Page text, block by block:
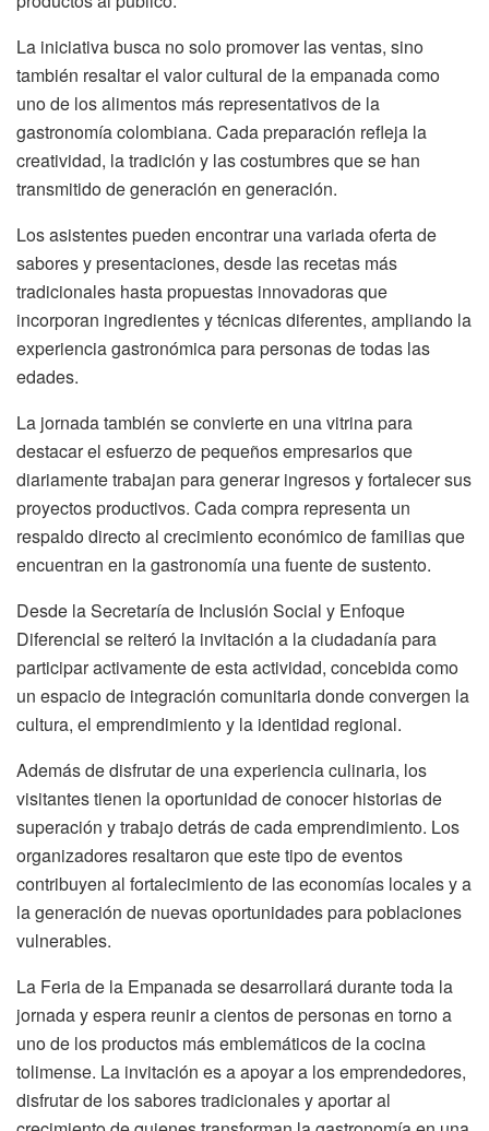
La iniciativa busca no solo promover las ventas, sino
también resaltar el valor cultural de la empanada como
uno de los alimentos más representativos de la
gastronomía colombiana. Cada preparación refleja la
creatividad, la tradición y las costumbres que se han
transmitido de generación en generación.
Los asistentes pueden encontrar una variada oferta de
sabores y presentaciones, desde las recetas más
tradicionales hasta propuestas innovadoras que
incorporan ingredientes y técnicas diferentes, ampliando la
experiencia gastronómica para personas de todas las
edades.
La jornada también se convierte en una vitrina para
destacar el esfuerzo de pequeños empresarios que
diariamente trabajan para generar ingresos y fortalecer sus
proyectos productivos. Cada compra representa un
respaldo directo al crecimiento económico de familias que
encuentran en la gastronomía una fuente de sustento.
Desde la Secretaría de Inclusión Social y Enfoque
Diferencial se reiteró la invitación a la ciudadanía para
participar activamente de esta actividad, concebida como
un espacio de integración comunitaria donde convergen la
cultura, el emprendimiento y la identidad regional.
Además de disfrutar de una experiencia culinaria, los
visitantes tienen la oportunidad de conocer historias de
superación y trabajo detrás de cada emprendimiento. Los
organizadores resaltaron que este tipo de eventos
contribuyen al fortalecimiento de las economías locales y a
la generación de nuevas oportunidades para poblaciones
vulnerables.
La Feria de la Empanada se desarrollará durante toda la
jornada y espera reunir a cientos de personas en torno a
uno de los productos más emblemáticos de la cocina
tolimense. La invitación es a apoyar a los emprendedores,
disfrutar de los sabores tradicionales y aportar al